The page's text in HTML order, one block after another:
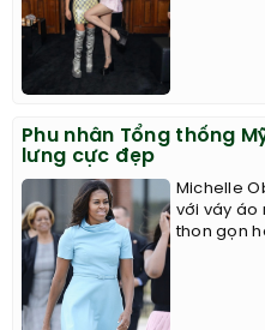
Phu nhân Tổng thống
lưng cực đẹp
Michelle
với váy áo
thon gọn